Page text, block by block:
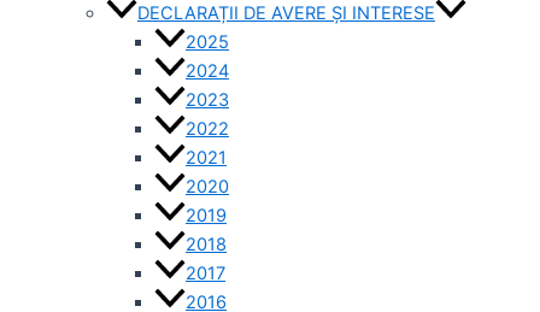
DECLARAȚII DE AVERE ȘI INTERESE
2025
2024
2023
2022
2021
2020
2019
2018
2017
2016